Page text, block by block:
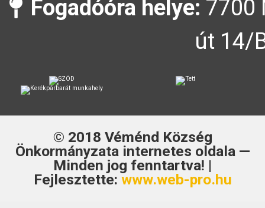
Fogadóóra helye: 7700
út 14/
© 2018 Véménd Község
Önkormányzatainternetes oldala —
Minden jog fenntartva! |
Fejlesztette: www.web-pro.hu